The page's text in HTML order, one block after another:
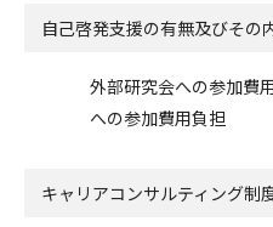
自己啓発支援の有無及びその
外部研究会への参加費
への参加費用負担
キャリアコンサルティング制